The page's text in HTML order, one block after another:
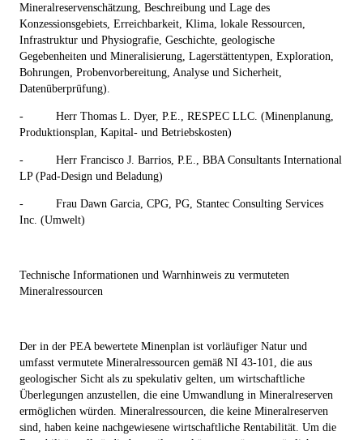
Mineralreservenschätzung, Beschreibung und Lage des
Konzessionsgebiets, Erreichbarkeit, Klima, lokale Ressourcen,
Infrastruktur und Physiografie, Geschichte, geologische
Gegebenheiten und Mineralisierung, Lagerstättentypen, Exploration,
Bohrungen, Probenvorbereitung, Analyse und Sicherheit,
Datenüberprüfung).
-
Herr Thomas L. Dyer, P.E., RESPEC LLC. (Minenplanung,
Produktionsplan, Kapital- und Betriebskosten)
-
Herr Francisco J. Barrios, P.E., BBA Consultants International
LP (Pad-Design und Beladung)
-
Frau Dawn Garcia, CPG, PG, Stantec Consulting Services
Inc. (Umwelt)
Technische Informationen und Warnhinweis zu vermuteten
Mineralressourcen
Der in der PEA bewertete Minenplan ist vorläufiger Natur und
umfasst vermutete Mineralressourcen gemäß NI 43-101, die aus
geologischer Sicht als zu spekulativ gelten, um wirtschaftliche
Überlegungen anzustellen, die eine Umwandlung in Mineralreserven
ermöglichen würden. Mineralressourcen, die keine Mineralreserven
sind, haben keine nachgewiesene wirtschaftliche Rentabilität. Um die